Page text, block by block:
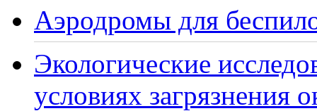
Аэродромы для
Экологические
условиях загрязнения